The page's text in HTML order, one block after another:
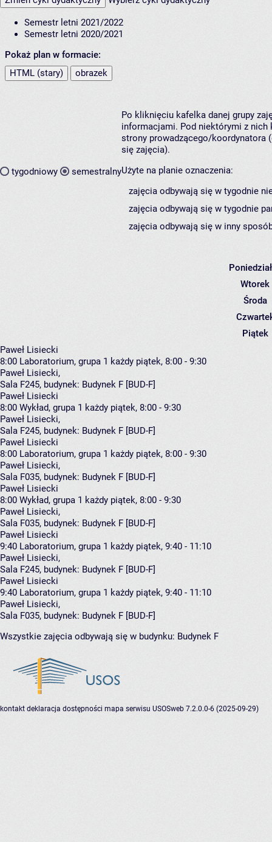
Semestr letni 2021/2022
Semestr letni 2020/2021
Pokaż plan w formacie:
HTML (stary)
obrazek
tygodniowy semestralny
Po kliknięciu kafelka danej grupy
informacjami. Pod niektórymi z nich
strony prowadzącego/koordynatora
się zajęcia).
Użyte na planie oznaczenia:
zajęcia odbywają się w tygodnie
zajęcia odbywają się w tygodnie
zajęcia odbywają się w inny
Wtorek
Środa
Piątek
Paweł Lisiecki
8:00 Laboratorium, grupa 1 każdy piątek, 8:00 - 9:30
Paweł Lisiecki,
Sala F245, budynek: Budynek F [BUD-F]
Paweł Lisiecki
8:00 Wykład, grupa 1 każdy piątek, 8:00 - 9:30
Paweł Lisiecki,
Sala F245, budynek: Budynek F [BUD-F]
Paweł Lisiecki
8:00 Laboratorium, grupa 1 każdy piątek, 8:00 - 9:30
Paweł Lisiecki,
Sala F035, budynek: Budynek F [BUD-F]
Paweł Lisiecki
8:00 Wykład, grupa 1 każdy piątek, 8:00 - 9:30
Paweł Lisiecki,
Sala F035, budynek: Budynek F [BUD-F]
Paweł Lisiecki
9:40 Laboratorium, grupa 1 każdy piątek, 9:40 - 11:10
Paweł Lisiecki,
Sala F245, budynek: Budynek F [BUD-F]
Paweł Lisiecki
9:40 Laboratorium, grupa 1 każdy piątek, 9:40 - 11:10
Paweł Lisiecki,
Sala F035, budynek: Budynek F [BUD-F]
Wszystkie zajęcia odbywają się w budynku: Budynek F
kontakt deklaracja dostępności mapa serwisu USOSweb 7.2.0.0-6 (2025-09-29)